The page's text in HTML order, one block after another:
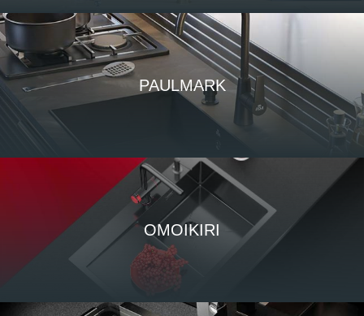
PAULMARK
OMOIKIRI